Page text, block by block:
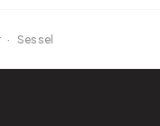
· Sessel